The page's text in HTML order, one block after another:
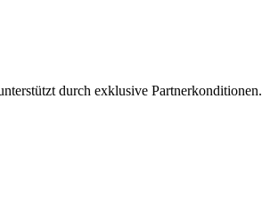
durch exklusive Partnerkonditionen.